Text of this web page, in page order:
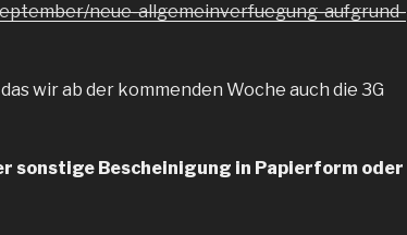
neue-allgemeinverfuegung-aufgrund-
wir ab der kommenden Woche auch die 3G
sonstige Bescheinigung in Papierform oder